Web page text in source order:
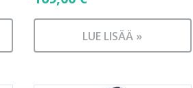
LUE LISÄÄ »